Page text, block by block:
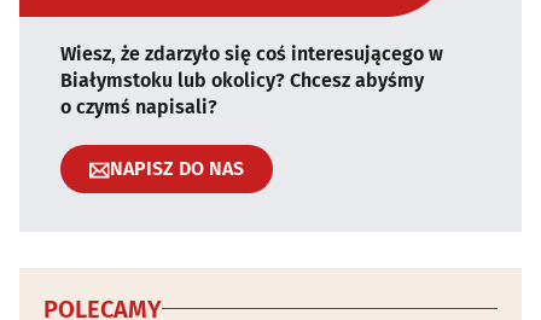
Wiesz, że zdarzyło się coś interesującego w
Białymstoku lub okolicy? Chcesz abyśmy
o czymś napisali?
NAPISZ DO NAS
POLECAMY